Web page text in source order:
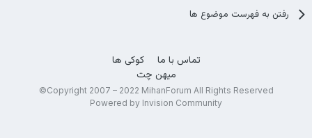
رفتن به فهرست موضوع ها
تماس با ما
کوکی ها
میهن چت
Copyright 2007 – 2022 MihanForum All Rights Reserved©
Powered by Invision Community